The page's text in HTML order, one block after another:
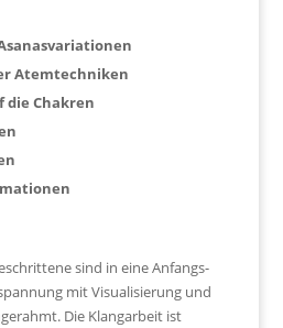
Atemtechniken
die Chakren
sind in eine Anfangs-
mit Visualisierung und
Die Klangarbeit ist